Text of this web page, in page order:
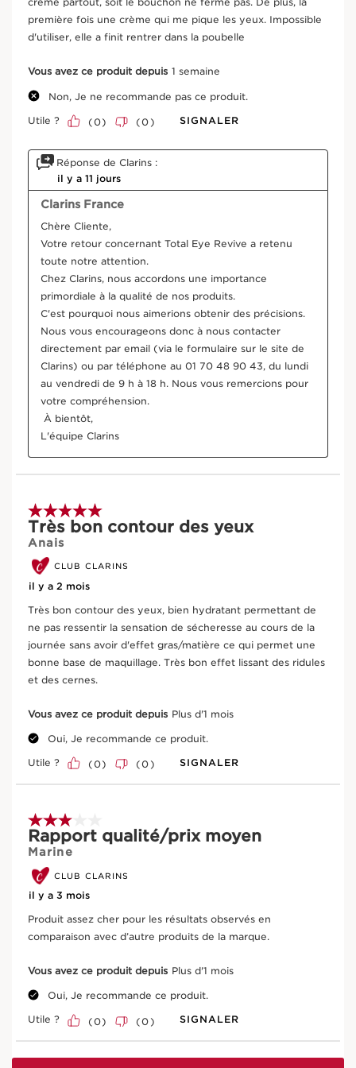
première fois une crème qui me pique les yeux. Impossible
d'utiliser, elle a finit rentrer dans la poubelle
Vous avez ce produit depuis 1 semaine
Non, Je ne recommande pas ce produit.
Utile ?
(0) (0 ) SIGNALER
Réponse de Clarins :
il y a 11 jours
Clarins France
Chère Cliente,
Votre retour concernant Total Eye Revive a retenu
toute notre attention.
Chez Clarins, nous accordons une importance
primordiale à la qualité de nos produits.
C'est pourquoi nous aimerions obtenir des précisions.
Nous vous encourageons donc à nous contacter
directement par email (via le formulaire sur le site de
Clarins) ou par téléphone au 01 70 48 90 43, du lundi
au vendredi de 9 h à 18 h. Nous vous remercions pour
votre compréhension.
L'équipe Clarins
5 sur 5 étoiles.
Très bon contour des yeux
Anais
CLUB CLARINS
il y a 2 mois
Très bon contour des yeux, bien hydratant permettant de
ne pas ressentir la sensation de sécheresse au cours de la
journée sans avoir d'effet gras/matière ce qui permet une
bonne base de maquillage. Très bon effet lissant des ridules
et des cernes.
Vous avez ce produit depuis Plus d'1 mois
Oui, Je recommande ce produit.
Utile ?
(0) (0 ) SIGNALER
3 sur 5 étoiles.
Rapport qualité/prix moyen
Marine
CLUB CLARINS
il y a 3 mois
Produit assez cher pour les résultats observés en
comparaison avec d’autre produits de la marque.
Vous avez ce produit depuis Plus d'1 mois
Oui, Je recommande ce produit.
Utile ?
(0) (0 ) SIGNALER
VOIR PLUS
Le contour des yeux premières rides est un produit de
soin spécifiquement conçu pour traiter les premiers
signes du vieillissement autour des yeux. En plus de
crème pour les yeux atténue visiblement les signes de
jour. La texture gel du contour des yeux premières rides
associée à son embout cryo-métallique créent un effet
à cette zone souvent "gonflée". Les marques de fatigue
s'estompent, les premières rides sont visiblement
lissées. Enfin, le complexe anti-pollution Clarins protège
la peau des méfaits des pollutions intérieures et
atmosphériques, et des dommages de la lumière bleue
Le plus Clarins
Des pigments "lumière" ont été ajoutés pour un effet
lumineux instantané.
Des résultats prouvés
Composition
ALLER AU CONTENU
Bon pour la peau, meilleur pour la
planète
Entreprise B Certifiée
D’où vient votre produit ?
De l'approvisionnement en ingrédients à la
fabrication -
Entrez le code de lot du produit*
Rechercher
Ingrédients actifs clés
ALLER AU CONTENU
EN SAVOIR PLUS